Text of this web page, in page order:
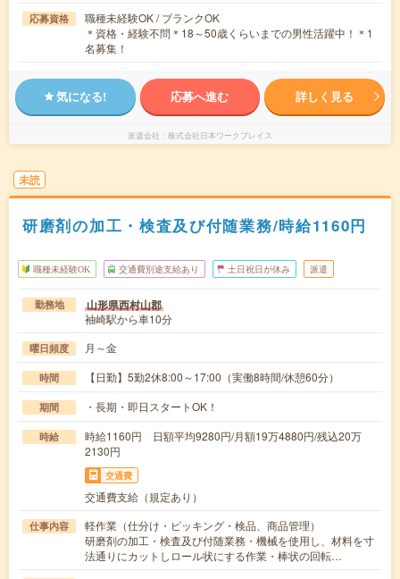
応募資格
職種未経験OK / ブランクOK
＊資格・経験不問＊18～50歳くらいまでの男性活躍中！＊1
名募集！
気になる! 応募へ進む 詳しく見る
派遣会社 株式会社日本ワークプレイス
未読
研磨剤の加工・検査及び付随業務/時給1160円
職種未経験OK 交通費別途支給あり 土日祝日が休み 派遣
勤務地 山形県西村山郡
袖崎駅から車10分
曜日頻度 月～金
時間 【日勤】5勤2休8:00～17:00（実働8時間/休憩60分）
期間 ・長期・即日スタートOK！
時給
時給1160円 日額平均9280円/月額19万4880円/残込20万
2130円
交通費
交通費支給（規定あり）
仕事内容
軽作業（仕分け・ピッキング・検品、商品管理）
研磨剤の加工・検査及び付随業務・機械を使用し、材料を寸
法通りにカットしロール状にする作業・棒状の回転…